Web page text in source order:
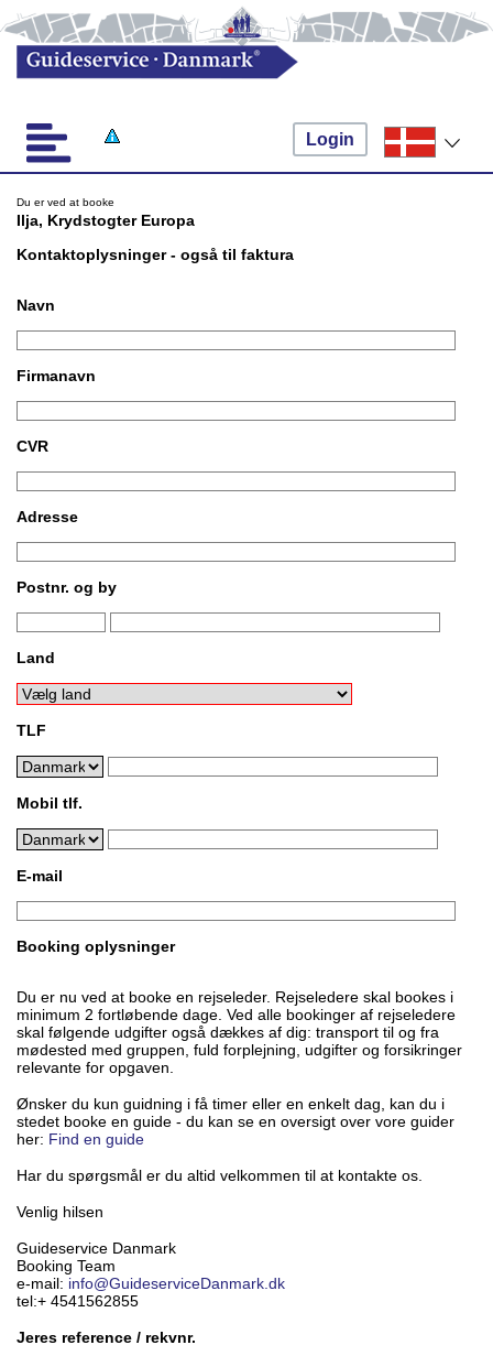
Login
Du er ved at booke
Ilja, Krydstogter Europa
Kontaktoplysninger - også til faktura
Navn
Firmanavn
CVR
Adresse
Postnr. og by
Land
TLF
Mobil tlf.
E-mail
Booking oplysninger
Du er nu ved at booke en rejseleder. Rejseledere skal bookes i
minimum 2 fortløbende dage. Ved alle bookinger af rejseledere
skal følgende udgifter også dækkes af dig: transport til og fra
mødested med gruppen, fuld forplejning, udgifter og forsikringer
relevante for opgaven.
Ønsker du kun guidning i få timer eller en enkelt dag, kan du i
stedet booke en guide - du kan se en oversigt over vore guider
her: Find en guide
Har du spørgsmål er du altid velkommen til at kontakte os.
Venlig hilsen
Guideservice Danmark
Booking Team
e-mail: info@GuideserviceDanmark.dk
tel:+ 4541562855
Jeres reference / rekvnr.